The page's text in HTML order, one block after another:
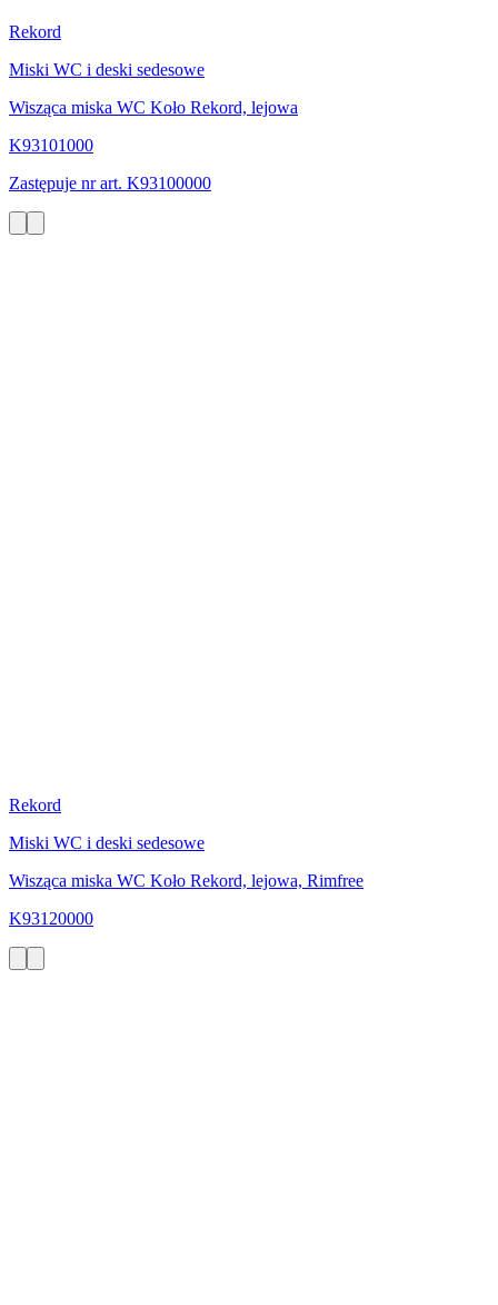
Rekord
Miski WC i deski sedesowe
Wisząca miska WC Koło Rekord, lejowa
K93101000
Zastępuje nr art. K93100000
Rekord
Miski WC i deski sedesowe
Wisząca miska WC Koło Rekord, lejowa, Rimfree
K93120000